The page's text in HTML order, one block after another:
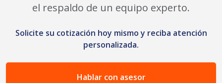
el respaldo de un equipo experto.
Solicite su cotización hoy mismo y reciba atención
personalizada.
Hablar con asesor